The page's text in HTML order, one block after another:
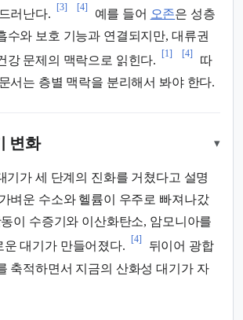
러난다.
[3] [4]
예를 들어 오존은 성층
수와 보호 기능과 연결되지만, 대류권
강 문제의 맥락으로 읽힌다.
[1] [4]
따
서는 층별 맥락을 분리해서 봐야 한다.
변화 ▾
기가 세 단계의 진화를 거쳤다고 설명
벼운 수소와 헬륨이 우주로 빠져나갔
이 수증기와 이산화탄소, 암모니아를
운 대기가 만들어졌다.
[4]
뒤이어 광합
축적하면서 지금의 산화성 대기가 자